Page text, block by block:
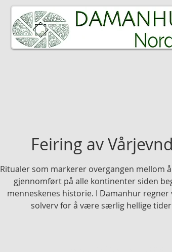
Feiring av
Ritualer som markerer overgangen mellom
gjennomført på alle kontinenter siden
menneskenes historie. I Damanhur regner
solverv for å være særlig hellige